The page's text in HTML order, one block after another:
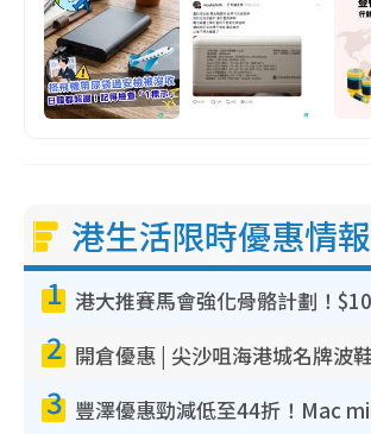
港生活限時優惠情報
1
2
3